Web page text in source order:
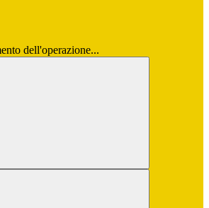
dell'operazione...